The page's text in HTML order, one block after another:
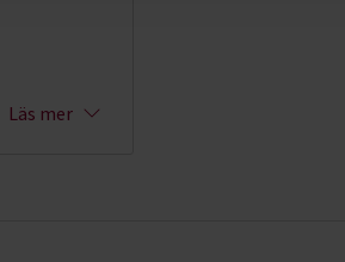
Läs mer